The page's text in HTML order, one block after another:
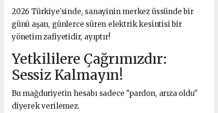
2026 Türkiye’sinde, sanayinin merkez üssünde bir
günü aşan, günlerce süren elektrik kesintisi bir
yönetim zafiyetidir, ayıptır!
Yetkililere Çağrımızdır:
Sessiz Kalmayın!
Bu mağduriyetin hesabı sadece "pardon, arıza oldu"
diyerek verilemez.